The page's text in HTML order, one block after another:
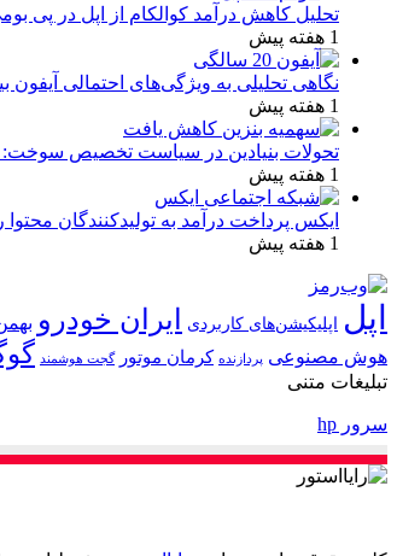
تحلیل کاهش درآمد کوالکام از اپل در پی
1 هفته پیش
نگاهی تحلیلی به ویژگی‌های احتمالی آیفون
1 هفته پیش
تحولات بنیادین در سیاست تخصیص سوخت:
1 هفته پیش
ایکس پرداخت درآمد به تولیدکنندگان محتوا
1 هفته پیش
اپل اپلیکیشن‌های کاربردی ایران خودرو
هوش مصنوعی پردازنده کرمان موتور گجت هوشمند
تبلیغات متنی
سرور hp